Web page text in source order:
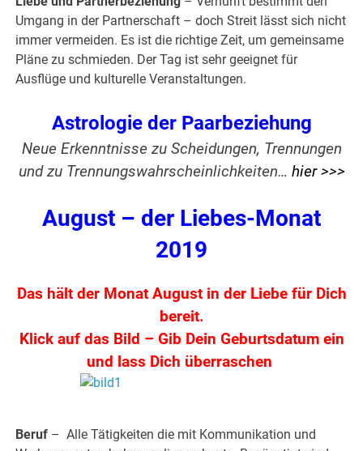
Umgang in der Partnerschaft – doch Streit lässt sich nicht
immer vermeiden. Es ist die richtige Zeit, um gemeinsame
Pläne zu schmieden. Der Tag ist sehr geeignet für
Ausflüge und kulturelle Veranstaltungen.
Astrologie der Paarbeziehung
Neue Erkenntnisse zu Scheidungen, Trennungen
und zu Trennungswahrscheinlichkeiten… hier >>>
August – der Liebes-Monat
2019
Das hält der Monat August in der Liebe für Dich
bereit.
Klick auf das Bild – Gib Dein Geburtsdatum ein
und lass Dich überraschen
Beruf – Alle Tätigkeiten die mit Kommunikation und